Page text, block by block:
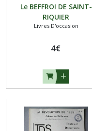
Le BEFFROI DE SAINT-
RIQUIER
Livres D'occasion
4€